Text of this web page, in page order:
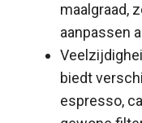
maalgraad,
aanpassen
biedt
espresso,